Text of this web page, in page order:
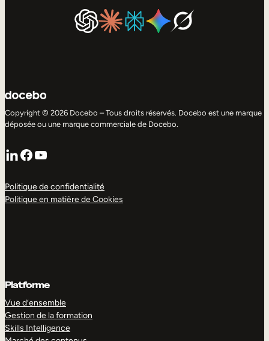
Copyright © 2026 Docebo – Tous droits réservés. Docebo est une marque
déposée ou une marque commerciale de Docebo.
LinkedIn
Facebook
YouTube
Politique de confidentialité
Politique en matière de Cookies
Platforme
Vue d’ensemble
Gestion de la formation
Skills Intelligence